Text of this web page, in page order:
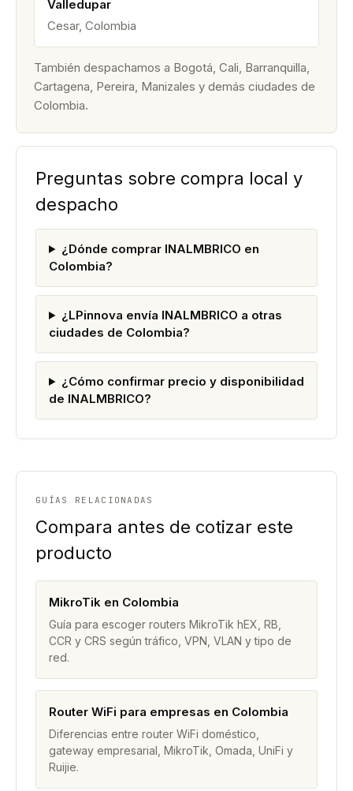
Valledupar
Cesar, Colombia
También despachamos a Bogotá, Cali, Barranquilla,
Cartagena, Pereira, Manizales y demás ciudades de
Colombia.
Preguntas sobre compra local y
despacho
¿Dónde comprar INALMBRICO en
Colombia?
¿LPinnova envía INALMBRICO a otras
ciudades de Colombia?
¿Cómo confirmar precio y disponibilidad
de INALMBRICO?
GUÍAS RELACIONADAS
Compara antes de cotizar este
producto
MikroTik en Colombia
Guía para escoger routers MikroTik hEX, RB,
CCR y CRS según tráfico, VPN, VLAN y tipo de
red.
Router WiFi para empresas en Colombia
Diferencias entre router WiFi doméstico,
gateway empresarial, MikroTik, Omada, UniFi y
Ruijie.